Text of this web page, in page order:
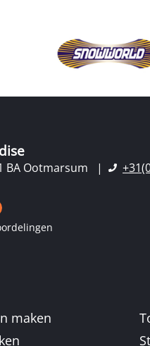
BA Ootmarsum
maken